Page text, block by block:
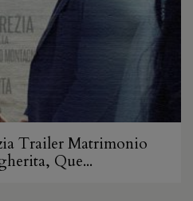
Trailer Matrimonio
Que...